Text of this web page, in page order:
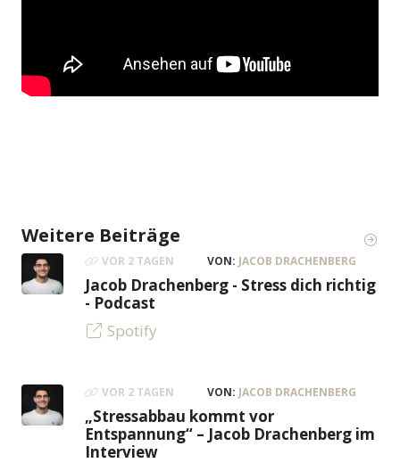
Weitere Beiträge
VOR 2 TAGEN VON: JACOB DRACHENBERG
Jacob Drachenberg - Stress dich richtig
- Podcast
Spotify
VOR 2 TAGEN VON: JACOB DRACHENBERG
„Stressabbau kommt vor
Entspannung“ – Jacob Drachenberg im
Interview